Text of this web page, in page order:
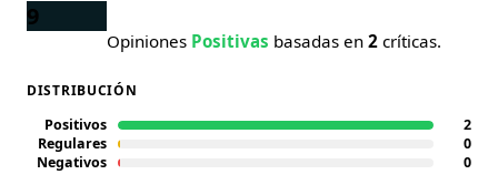
LOGIN
9
Opiniones Positivas basadas en 2 críticas.
DISTRIBUCIÓN
Positivos
2
Regulares
0
Negativos
0